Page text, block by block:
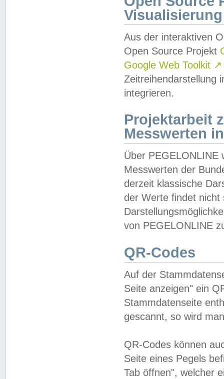
Visualisierung
Aus der interaktiven
Open Source Projekt
Google Web Toolkit ↗
Zeitreihendarstellung
integrieren.
Projektarbeit
Messwerten
Über PEGELONLINE
Messwerten der
derzeit klassische
der Werte findet
von PEGELONLINE
QR-Codes
Auf der
Seite anzeigen" ein
Stammdatenseite
gescannt, so wird
QR-Codes können
Seite eines Pegels
Tab öffnen", welcher